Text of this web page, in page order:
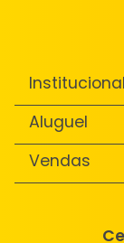
Institucional
Aluguel
Vendas